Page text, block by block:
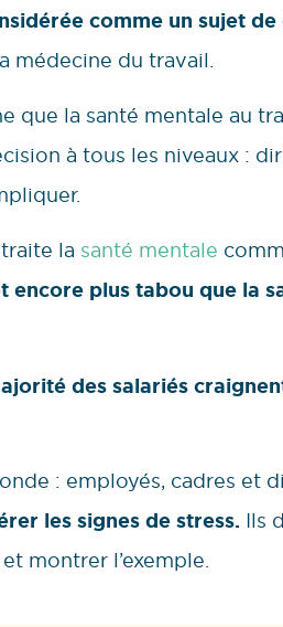
comme un sujet
médecine du travail.
que la santé mentale au
à tous les niveaux :
la santé mentale
encore plus tabou que la
des salariés
: employés, cadres et
les signes de stress. Ils
montrer l’exemple.